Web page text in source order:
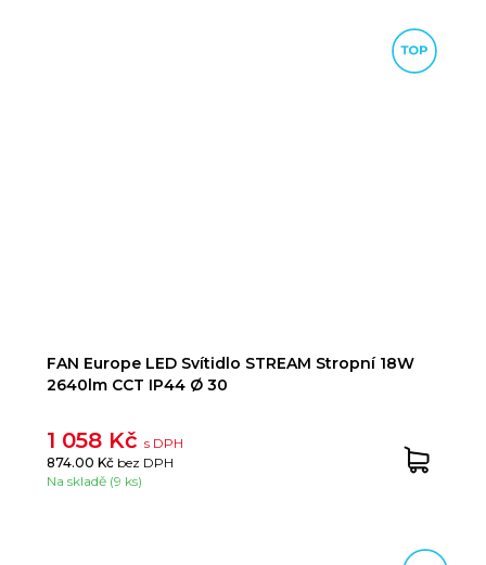
FAN Europe LED Svítidlo STREAM Stropní 18W
2640lm CCT IP44 Ø 30
1 058 Kčs DPH
874.00 Kč bez DPH
Na skladě (9 ks)